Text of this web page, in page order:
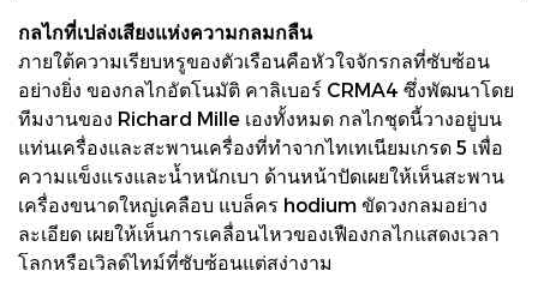
กลไกที่เปล่งเสียงแห่งความกลมกลืน
ภายใต้ความเรียบหรูของตัวเรือนคือหัวใจจักรกลที่ซับซ้อน
อย่างยิ่ง ของกลไกอัตโนมัติ คาลิเบอร์ CRMA4 ซึ่งพัฒนาโดย
ทีมงานของ Richard Mille เองทั้งหมด กลไกชุดนี้วางอยู่บน
แท่นเครื่องและสะพานเครื่องที่ทำจากไทเทเนียมเกรด 5 เพื่อ
ความแข็งแรงและน้ำหนักเบา ด้านหน้าปัดเผยให้เห็นสะพาน
เครื่องขนาดใหญ่เคลือบ แบล็คร hodium ขัดวงกลมอย่าง
ละเอียด เผยให้เห็นการเคลื่อนไหวของเฟืองกลไกแสดงเวลา
โลกหรือเวิลด์ไทม์ที่ซับซ้อนแต่สง่างาม